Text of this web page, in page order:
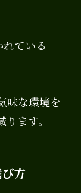
ている
味な環境を
ます。
方